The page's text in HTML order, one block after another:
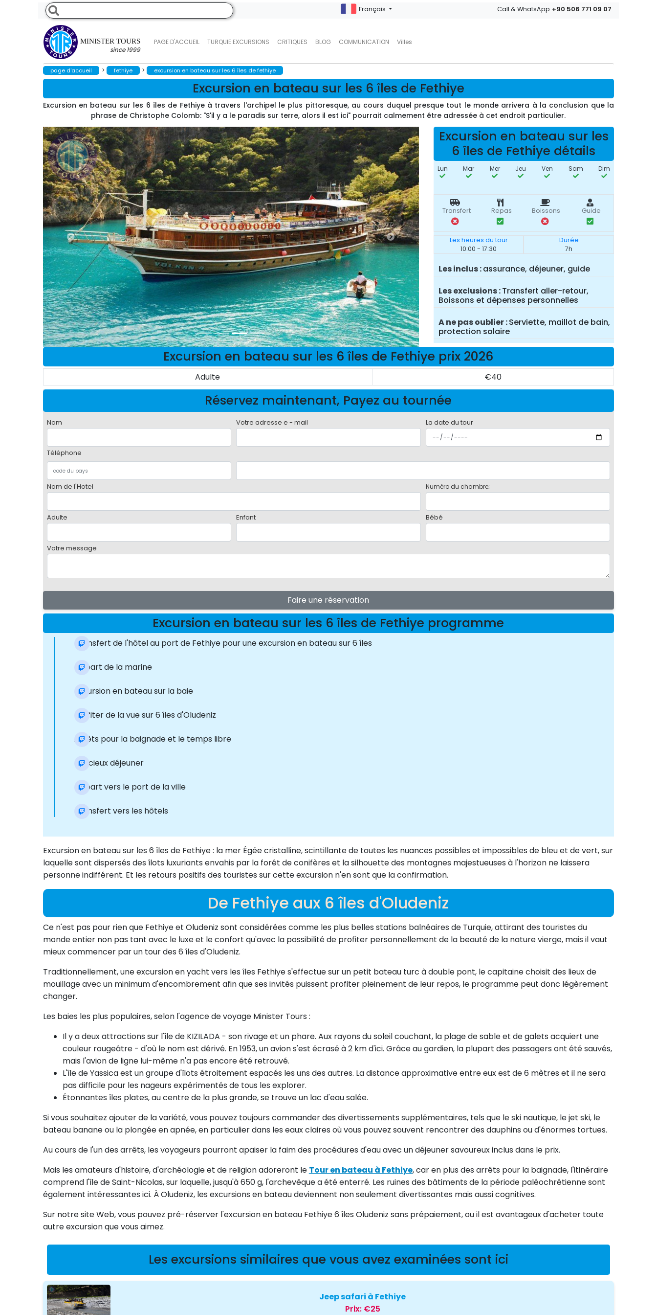
MINISTER TOURS
since 1999
PAGE D'ACCUEIL TURQUIE EXCURSIONS CRITIQUES BLOG COMMUNICATION Villes
Français Call & WhatsApp +90 506 771 09 07
page d'accueil > fethiye > excursion en bateau sur les 6 îles de fethiye
Excursion en bateau sur les 6 îles de Fethiye
Excursion en bateau sur les 6 îles de Fethiye à travers l'archipel le plus pittoresque, au cours duquel presque tout le monde arrivera à la conclusion que la
phrase de Christophe Colomb: "S'il y a le paradis sur terre, alors il est ici" pourrait calmement être adressée à cet endroit particulier.
Excursion en bateau sur les
6 îles de Fethiye détails
Lun Mar Mer Jeu Ven Sam Dim
Transfert Repas Boissons Guide
Les heures du tour
10:00 - 17:30
Durée
7h
Les inclus assurance, déjeuner, guide
Les exclusions Transfert aller-retour,
Boissons et dépenses personnelles
A ne pas oublier Serviette, maillot de bain,
protection solaire
Excursion en bateau sur les 6 îles de Fethiye prix 2026
Adulte €40
Réservez maintenant, Payez au tournée
Nom Votre adresse e - mail La date du tour
Téléphone
Nom de l'Hotel Numéro du chambre;
Adulte Enfant Bébé
Votre message
Faire une réservation
Excursion en bateau sur les 6 îles de Fethiye programme
Transfert de l'hôtel au port de Fethiye pour une excursion en bateau sur 6 îles
Départ de la marine
Excursion en bateau sur la baie
Profiter de la vue sur 6 îles d'Oludeniz
Arrêts pour la baignade et le temps libre
Délicieux déjeuner
Départ vers le port de la ville
Transfert vers les hôtels
Excursion en bateau sur les 6 îles de Fethiye : la mer Égée cristalline, scintillante de toutes les nuances possibles et impossibles de bleu et de vert, sur
laquelle sont dispersés des îlots luxuriants envahis par la forêt de conifères et la silhouette des montagnes majestueuses à l'horizon ne laissera
personne indifférent. Et les retours positifs des touristes sur cette excursion n'en sont que la confirmation.
De Fethiye aux 6 îles d'Oludeniz
Ce n'est pas pour rien que Fethiye et Oludeniz sont considérées comme les plus belles stations balnéaires de Turquie, attirant des touristes du
monde entier non pas tant avec le luxe et le confort qu'avec la possibilité de profiter personnellement de la beauté de la nature vierge, mais il vaut
mieux commencer par un tour des 6 îles d'Oludeniz.
Traditionnellement, une excursion en yacht vers les îles Fethiye s'effectue sur un petit bateau turc à double pont, le capitaine choisit des lieux de
mouillage avec un minimum d'encombrement afin que ses invités puissent profiter pleinement de leur repos, le programme peut donc légèrement
changer.
Les baies les plus populaires, selon l'agence de voyage Minister Tours :
Il y a deux attractions sur l'île de KIZILADA - son rivage et un phare. Aux rayons du soleil couchant, la plage de sable et de galets acquiert une
couleur rougeâtre - d'où le nom est dérivé. En 1953, un avion s'est écrasé à 2 km d'ici. Grâce au gardien, la plupart des passagers ont été sauvés,
mais l'avion de ligne lui-même n'a pas encore été retrouvé.
L'île de Yassica est un groupe d'îlots étroitement espacés les uns des autres. La distance approximative entre eux est de 6 mètres et il ne sera
pas difficile pour les nageurs expérimentés de tous les explorer.
Étonnantes îles plates, au centre de la plus grande, se trouve un lac d'eau salée.
Si vous souhaitez ajouter de la variété, vous pouvez toujours commander des divertissements supplémentaires, tels que le ski nautique, le jet ski, le
bateau banane ou la plongée en apnée, en particulier dans les eaux claires où vous pouvez souvent rencontrer des dauphins ou d'énormes tortues.
Au cours de l'un des arrêts, les voyageurs pourront apaiser la faim des procédures d'eau avec un déjeuner savoureux inclus dans le prix.
Mais les amateurs d'histoire, d'archéologie et de religion adoreront le Tour en bateau à Fethiye, car en plus des arrêts pour la baignade, l'itinéraire
comprend l'île de Saint-Nicolas, sur laquelle, jusqu'à 650 g, l'archevêque a été enterré. Les ruines des bâtiments de la période paléochrétienne sont
également intéressantes ici. À Oludeniz, les excursions en bateau deviennent non seulement divertissantes mais aussi cognitives.
Sur notre site Web, vous pouvez pré-réserver l'excursion en bateau Fethiye 6 îles Oludeniz sans prépaiement, ou il est avantageux d'acheter toute
autre excursion que vous aimez.
Les excursions similaires que vous avez examinées sont ici
Jeep safari à Fethiye
Prix: €25